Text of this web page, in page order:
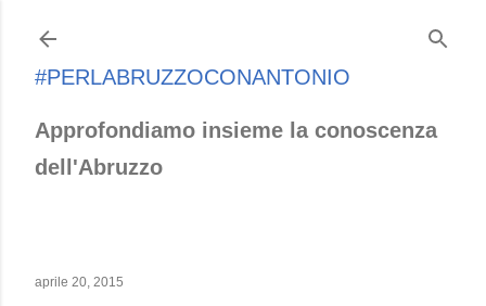
#PERLABRUZZOCONANTONIO
Approfondiamo insieme la conoscenza
dell'Abruzzo
aprile 20, 2015